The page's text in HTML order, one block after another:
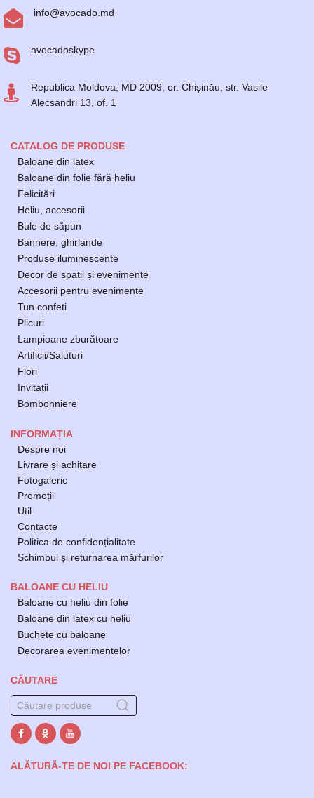
info@avocado.md
avocadoskype
Republica Moldova, MD 2009, or. Chișinău, str. Vasile
Alecsandri 13, of. 1
CATALOG DE PRODUSE
Baloane din latex
Baloane din folie fără heliu
Felicitări
Heliu, accesorii
Bule de săpun
Bannere, ghirlande
Produse iluminescente
Decor de spații și evenimente
Accesorii pentru evenimente
Tun confeti
Plicuri
Lampioane zburătoare
Artificii/Saluturi
Flori
Invitații
Bombonniere
INFORMAȚIA
Despre noi
Livrare și achitare
Fotogalerie
Promoții
Util
Contacte
Politica de confidențialitate
Schimbul și returnarea mărfurilor
BALOANE CU HELIU
Baloane cu heliu din folie
Baloane din latex cu heliu
Buchete cu baloane
Decorarea evenimentelor
CĂUTARE
ALĂTURĂ-TE DE NOI PE FACEBOOK: